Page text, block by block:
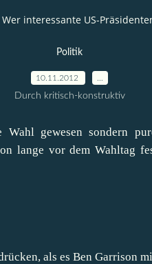
Wer interessante US-
Politik
10.11.2012
Durch kritisch-konstruktiv
gewesen sondern
lange vor dem Wahltag
als es Ben Garrison